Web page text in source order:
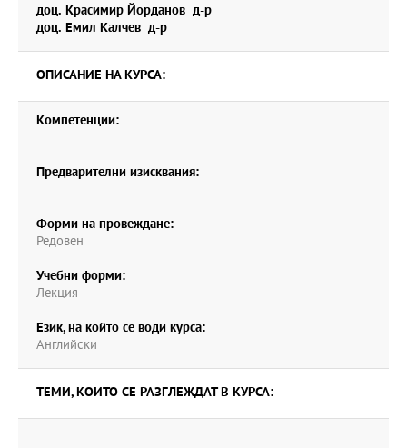
доц. Красимир Йорданов д-р
доц. Емил Калчев д-р
ОПИСАНИЕ НА КУРСА:
Компетенции:
Предварителни изисквания:
Форми на провеждане:
Редовен
Учебни форми:
Лекция
Език, на който се води курса:
Английски
ТЕМИ, КОИТО СЕ РАЗГЛЕЖДАТ В КУРСА: